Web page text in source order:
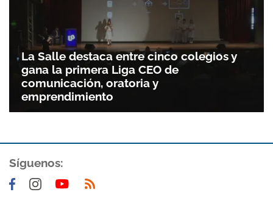
Gracias por suscribirte a nuestro boletín.
La Salle destaca entre cinco colegios y
gana la primera Liga CEO de
comunicación, oratoria y
emprendimiento
Síguenos: